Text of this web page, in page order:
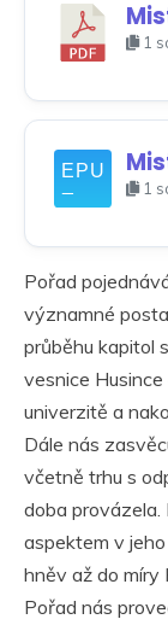
1
1
Pořad
významné
průběhu kapitol
vesnice
univerzitě a
Dále nás
včetně trhu s
doba provázela.
aspektem v
hněv až do míry
Pořad nás